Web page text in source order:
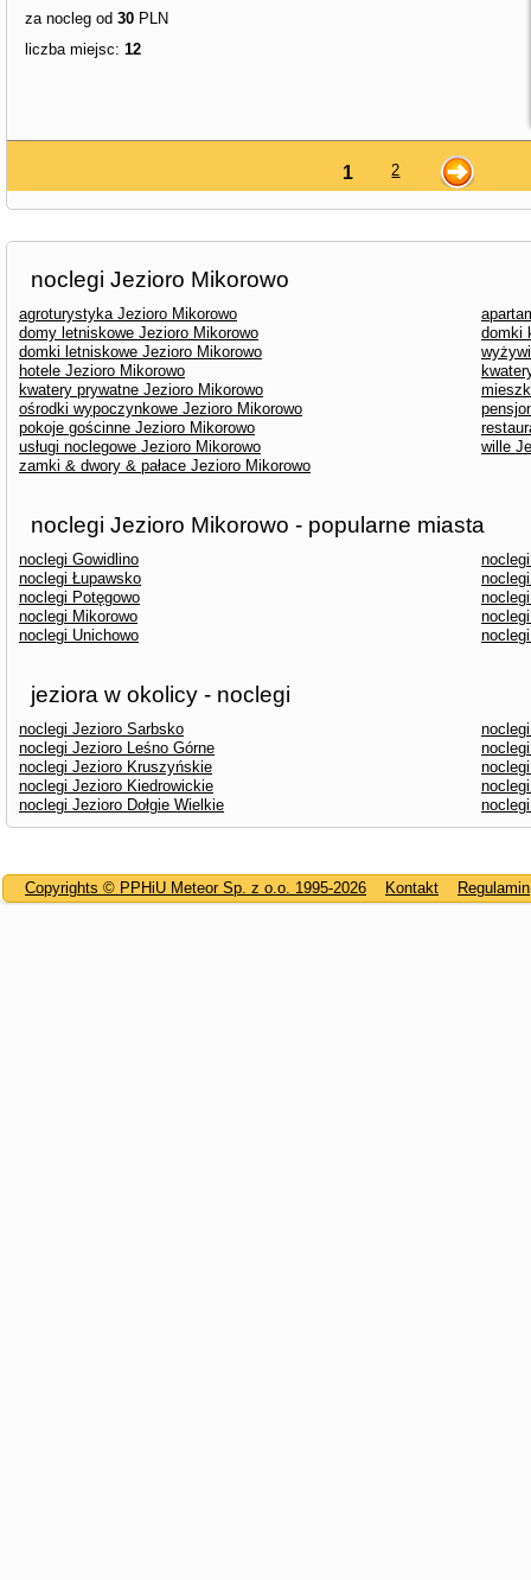
za nocleg od 30 PLN
liczba miejsc: 12
1 2
noclegi Jezioro Mikorowo
agroturystyka Jezioro Mikorowo
domy letniskowe Jezioro Mikorowo
domki
domki letniskowe Jezioro Mikorowo
hotele Jezioro Mikorowo
kwatery prywatne Jezioro Mikorowo
ośrodki wypoczynkowe Jezioro Mikorowo
pokoje gościnne Jezioro Mikorowo
usługi noclegowe Jezioro Mikorowo
wille
zamki & dwory & pałace Jezioro Mikorowo
noclegi Jezioro Mikorowo - popularne miasta
noclegi Gowidlino
noclegi Łupawsko
noclegi Potęgowo
noclegi Mikorowo
noclegi Unichowo
jeziora w okolicy - noclegi
noclegi Jezioro Sarbsko
noclegi Jezioro Leśno Górne
noclegi Jezioro Kruszyńskie
noclegi Jezioro Kiedrowickie
noclegi Jezioro Dołgie Wielkie
Copyrights © PPHiU Meteor Sp. z o.o. 1995-2026 Kontakt Regulamin